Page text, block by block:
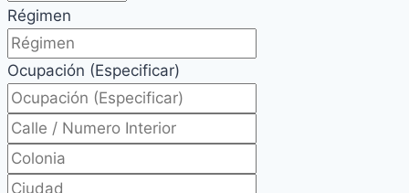
Régimen
Ocupación (Especificar)